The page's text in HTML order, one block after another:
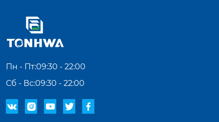
Пн - Пт:09:30 - 22:00
Сб - Вс:09:30 - 22:00
    